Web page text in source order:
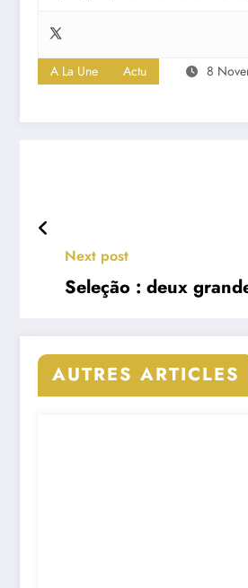
A La Une Actu 8
Next post
Seleção : deux
AUTRES ARTICLES